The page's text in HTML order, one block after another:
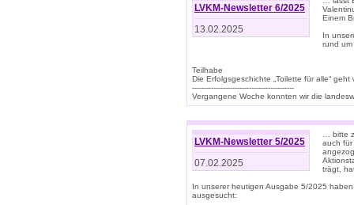
LVKM-Newsletter 6/2025
13.02.2025
Einem
In
rund
Teilhabe
Die Erfolgsgeschichte „Toilette für alle“
-------------------------------------------
Vergangene Woche konnten wir die
LVKM-Newsletter 5/2025
07.02.2025
… bitte
auch für
trägt,
In unserer heutigen Ausgabe 5/2025
ausgesucht: